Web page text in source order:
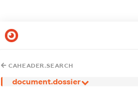
CAHEADER.SEARCH
document.dossier